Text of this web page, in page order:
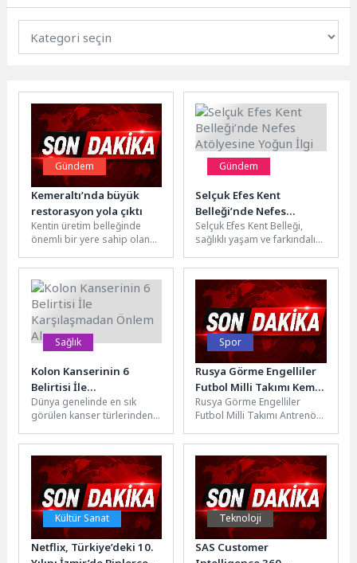
Gündem
Kemeraltı’nda büyük
restorasyon yola çıktı
Kentin üretim belleğinde
önemli bir yere sahip olan
tarafından müze olarak
yeniden...
Gündem
Selçuk Efes Kent
Belleği’nde Nefes
Atölyesine Yoğun İlgi
Selçuk Efes Kent Belleği,
sağlıklı yaşam ve farkındalık
yenisini daha ekledi.
“Nefes...
Sağlık
Kolon Kanserinin 6
Belirtisi İle
Karşılaşmadan Önlem
Alın
Dünya genelinde en sık
görülen kanser türlerinden
kansere bağlı ölümler
arasında...
Spor
Rusya Görme Engelliler
Futbol Milli Takımı Kemer
Belediyesi’nde
Rusya Görme Engelliler
Futbol Milli Takımı Antrenör
Belediye Başkanı Necati
Topaloğlu’na nezaket...
Kültür Sanat
Netflix, Türkiye’deki 10.
Teknoloji
SAS Customer